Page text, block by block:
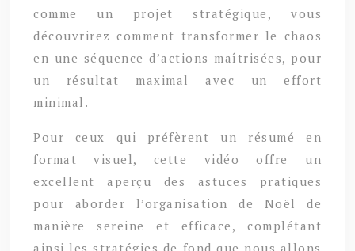
comme un projet stratégique, vous
découvrirez comment transformer le chaos
en une séquence d’actions maîtrisées, pour
un résultat maximal avec un effort
minimal.
Pour ceux qui préfèrent un résumé en
format visuel, cette vidéo offre un
excellent aperçu des astuces pratiques
pour aborder l’organisation de Noël de
manière sereine et efficace, complétant
ainsi les stratégies de fond que nous allons